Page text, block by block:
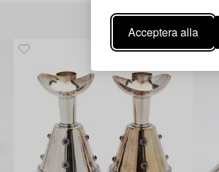
Acceptera alla